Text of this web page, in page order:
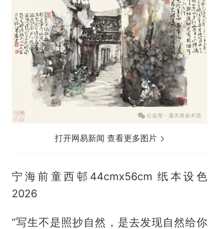
打开网易新闻 查看更多图片
宁海前童西邨44cmx56cm 纸本设色
2026
“写生不是照抄自然，是去发现自然给你